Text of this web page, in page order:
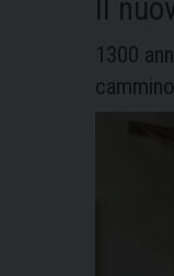
Il
1300